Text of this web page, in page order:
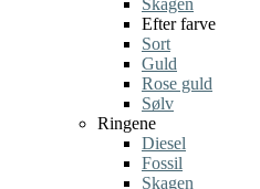
Skagen
Efter farve
Sort
Guld
Rose guld
Sølv
Ringene
Diesel
Fossil
Skagen